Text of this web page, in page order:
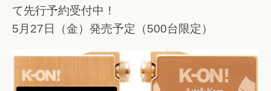
て先行予約受付中！
5月27日（金）発売予定（500台限定）